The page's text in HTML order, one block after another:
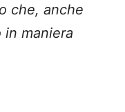
che, anche
maniera